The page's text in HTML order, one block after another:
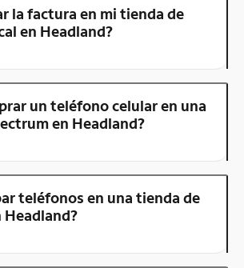
la factura en mi tienda de
en Headland?
un teléfono celular en una
en Headland?
teléfonos en una tienda de
Headland?